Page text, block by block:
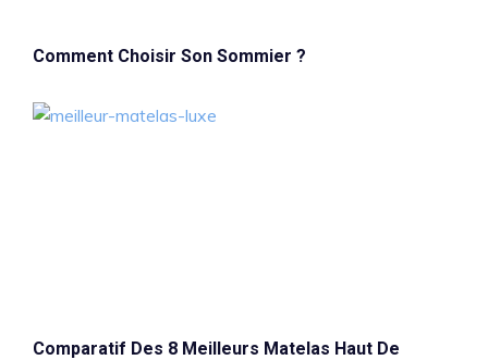
Comment Choisir Son Sommier ?
Comparatif Des 8 Meilleurs Matelas Haut De